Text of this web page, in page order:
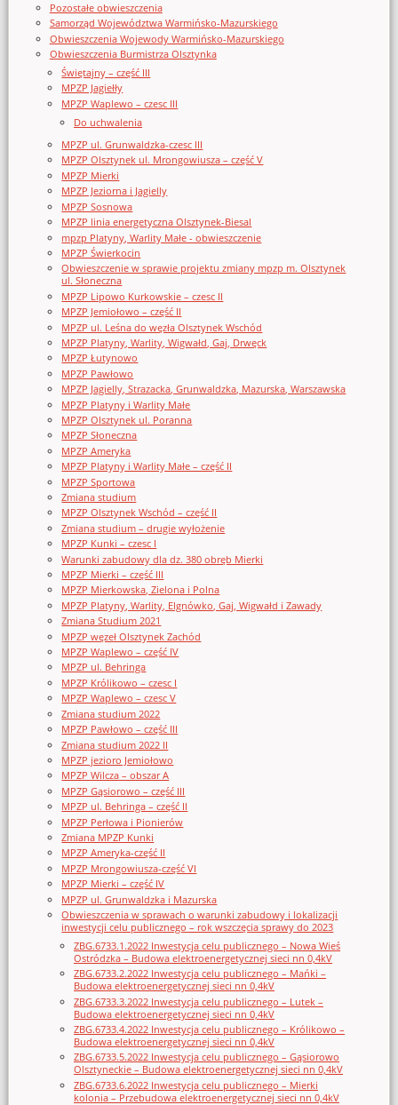
Pozostałe obwieszczenia
Samorząd Województwa Warmińsko-Mazurskiego
Obwieszczenia Wojewody Warmińsko-Mazurskiego
Obwieszczenia Burmistrza Olsztynka
Świętajny – część III
MPZP Jagiełły
MPZP Waplewo – czesc III
Do uchwalenia
MPZP ul. Grunwaldzka-czesc III
MPZP Olsztynek ul. Mrongowiusza – część V
MPZP Mierki
MPZP Jeziorna i Jagielly
MPZP Sosnowa
MPZP linia energetyczna Olsztynek-Biesal
mpzp Platyny, Warlity Małe - obwieszczenie
MPZP Świerkocin
Obwieszczenie w sprawie projektu zmiany mpzp m. Olsztynek
ul. Słoneczna
MPZP Lipowo Kurkowskie – czesc II
MPZP Jemiołowo – część II
MPZP ul. Leśna do węzła Olsztynek Wschód
MPZP Platyny, Warlity, Wigwałd, Gaj, Drwęck
MPZP Łutynowo
MPZP Pawłowo
MPZP Jagielly, Strazacka, Grunwaldzka, Mazurska, Warszawska
MPZP Platyny i Warlity Małe
MPZP Olsztynek ul. Poranna
MPZP Słoneczna
MPZP Ameryka
MPZP Platyny i Warlity Małe – część II
MPZP Sportowa
Zmiana studium
MPZP Olsztynek Wschód – część II
Zmiana studium – drugie wyłożenie
MPZP Kunki – czesc I
Warunki zabudowy dla dz. 380 obręb Mierki
MPZP Mierki – część III
MPZP Mierkowska, Zielona i Polna
MPZP Platyny, Warlity, Elgnówko, Gaj, Wigwałd i Zawady
Zmiana Studium 2021
MPZP węzeł Olsztynek Zachód
MPZP Waplewo – część IV
MPZP ul. Behringa
MPZP Królikowo – czesc I
MPZP Waplewo – czesc V
Zmiana studium 2022
MPZP Pawłowo – część III
Zmiana studium 2022 II
MPZP jezioro Jemiołowo
MPZP Wilcza – obszar A
MPZP Gąsiorowo – część III
MPZP ul. Behringa – część II
MPZP Perłowa i Pionierów
Zmiana MPZP Kunki
MPZP Ameryka-część II
MPZP Mrongowiusza-część VI
MPZP Mierki – część IV
MPZP ul. Grunwaldzka i Mazurska
Obwieszczenia w sprawach o warunki zabudowy i lokalizacji
inwestycji celu publicznego – rok wszczęcia sprawy do 2023
ZBG.6733.1.2022 Inwestycja celu publicznego – Nowa Wieś
Ostródzka – Budowa elektroenergetycznej sieci nn 0,4kV
ZBG.6733.2.2022 Inwestycja celu publicznego – Mańki –
Budowa elektroenergetycznej sieci nn 0,4kV
ZBG.6733.3.2022 Inwestycja celu publicznego – Lutek –
Budowa elektroenergetycznej sieci nn 0,4kV
ZBG.6733.4.2022 Inwestycja celu publicznego – Królikowo –
Budowa elektroenergetycznej sieci nn 0,4kV
ZBG.6733.5.2022 Inwestycja celu publicznego – Gąsiorowo
Olsztyneckie – Budowa elektroenergetycznej sieci nn 0,4kV
ZBG.6733.6.2022 Inwestycja celu publicznego – Mierki
kolonia – Przebudowa elektroenergetycznej sieci nn 0,4kV